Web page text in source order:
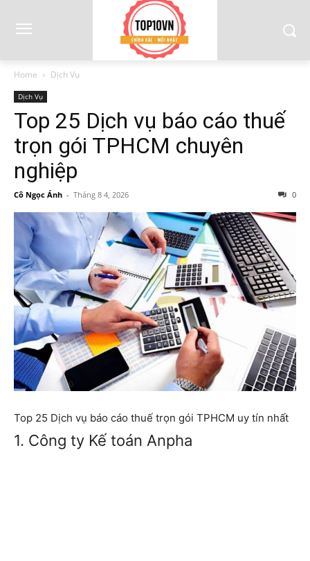
Home Dịch Vụ
Dịch Vụ
Top 25 Dịch vụ báo cáo thuế
trọn gói TPHCM chuyên
nghiệp
Cô Ngọc Ánh - Tháng 8 4, 2026 0
Top 25 Dịch vụ báo cáo thuế trọn gói TPHCM uy tín nhất
1. Công ty Kế toán Anpha